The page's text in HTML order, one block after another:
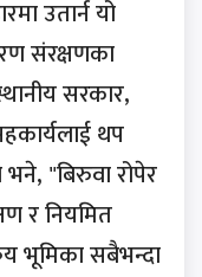
उतार्न यो
संरक्षणका
सरकार,
थप
"बिरुवा रोपेर
र नियमित
भूमिका सबैभन्दा